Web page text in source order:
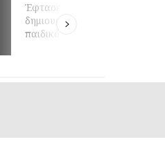
στιγμή να
το ιδανικό
δωμάτιο;